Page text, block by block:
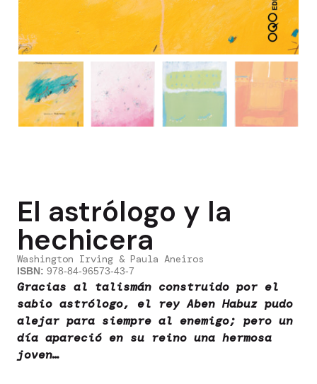
El astrólogo y la
hechicera
Washington Irving & Paula Aneiros
ISBN: 978-84-96573-43-7
Gracias al talismán construido por el
sabio astrólogo, el rey Aben Habuz pudo
alejar para siempre al enemigo; pero un
día apareció en su reino una hermosa
joven…